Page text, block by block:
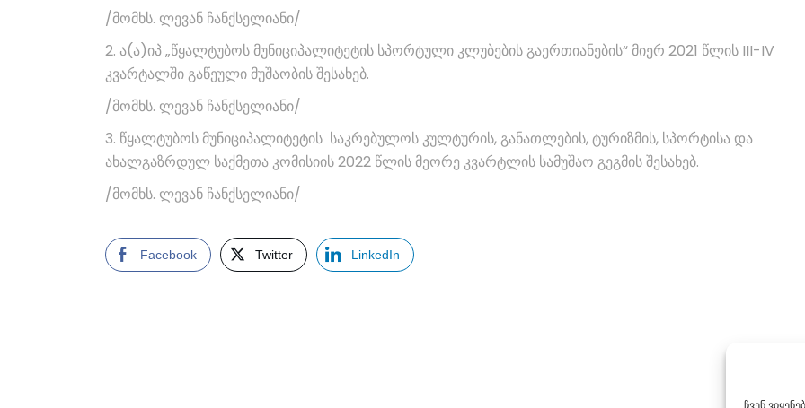
ჩვენ
/მომხს. ლევან ჩანქსელიანი/
2. ა(ა)იპ „წყალტუბოს მუნიციპალიტეტის სპორტული კლუბების გაერთიანების“ მიერ 2021 წლის III-IV
კვარტალში გაწეული მუშაობის შესახებ.
/მომხს. ლევან ჩანქსელიანი/
3. წყალტუბოს მუნიციპალიტეტის საკრებულოს კულტურის, განათლების, ტურიზმის, სპორტისა და
ახალგაზრდულ საქმეთა კომისიის 2022 წლის მეორე კვარტლის სამუშაო გეგმის შესახებ.
/მომხს. ლევან ჩანქსელიანი/
Facebook Twitter LinkedIn